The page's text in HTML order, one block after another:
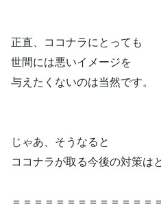
正直、ココナラにとっても
世間には悪いイメージを
与えたくないのは当然です。
じゃあ、そうなると
ココナラが取る今後の対策は